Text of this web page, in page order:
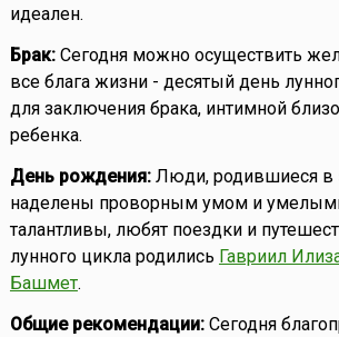
идеален.
Брак: Сегодня можно осуществить
все блага жизни - десятый день
для заключения брака, интимной
ребенка.
День рождения: Люди, родившиеся в
наделены проворным умом и
талантливы, любят поездки и
лунного цикла родились Гавриил
Башмет.
Общие рекомендации: Сегодня